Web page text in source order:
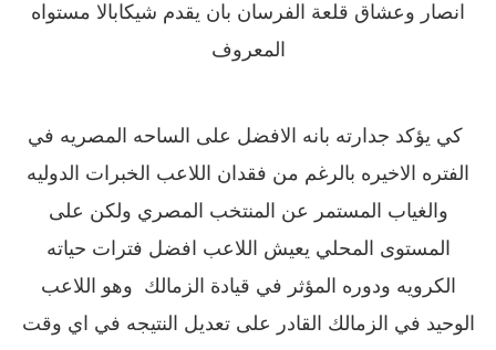
انصار وعشاق قلعة الفرسان بان يقدم شيكابالا مستواه
المعروف
كي يؤكد جدارته بانه الافضل على الساحه المصريه في
الفتره الاخيره بالرغم من فقدان اللاعب الخبرات الدوليه
والغياب المستمر عن المنتخب المصري ولكن على
المستوى المحلي يعيش اللاعب افضل فترات حياته
الكرويه ودوره المؤثر في قيادة الزمالك وهو اللاعب
الوحيد في الزمالك القادر على تعديل النتيجه في اي وقت